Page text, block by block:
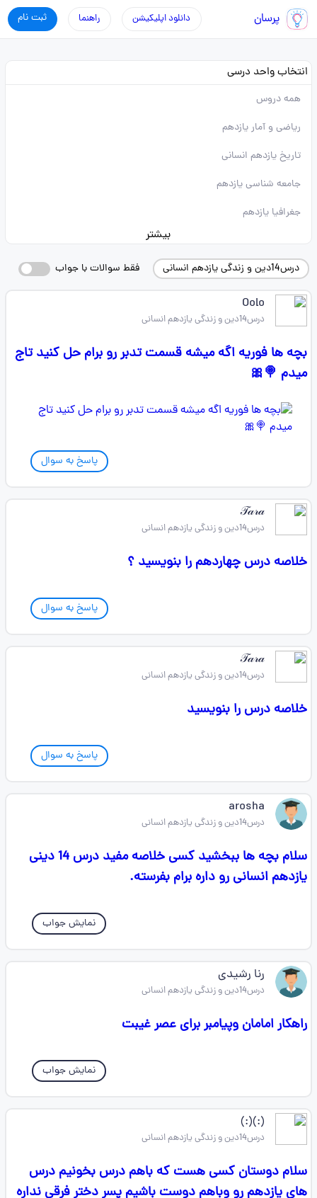
پرسان ثبت نام راهنما دانلود اپلیکیشن
انتخاب واحد درسی
همه دروس
ریاضی و آمار یازدهم
تاریخ یازدهم انسانی
جامعه شناسی یازدهم
جغرافیا یازدهم
بیشتر
درس14دین و زندگی یازدهم انسانی فقط سوالات با جواب
Oolo
درس14دین و زندگی یازدهم انسانی
بچه ها فوریه اگه میشه قسمت تدبر رو برام حل کنید تاج
میدم 🍭🎀
پاسخ به سوال
𝒯𝒶𝓇𝒶
درس14دین و زندگی یازدهم انسانی
خلاصه درس چهاردهم را بنویسید ؟
پاسخ به سوال
𝒯𝒶𝓇𝒶
درس14دین و زندگی یازدهم انسانی
خلاصه درس را بنویسید
پاسخ به سوال
arosha ‌
درس14دین و زندگی یازدهم انسانی
سلام بچه ها ببخشید کسی خلاصه مفید درس 14 دینی
یازدهم انسانی رو داره برام بفرسته.
نمایش جواب
رنا رشیدی
درس14دین و زندگی یازدهم انسانی
راهکار امامان وپیامبر برای عصر غیبت
نمایش جواب
(:)(:)
درس14دین و زندگی یازدهم انسانی
سلام دوستان کسی هست که باهم درس بخونیم درس
های یازدهم رو وباهم دوست باشیم پسر دختر فرقی نداره